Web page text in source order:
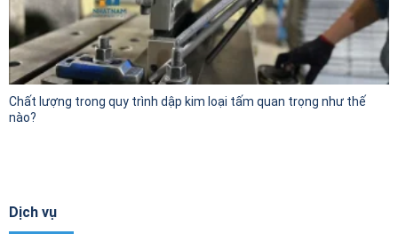
Chất lượng trong quy trình dập kim loại tấm quan trọng như thế
nào?
Dịch vụ